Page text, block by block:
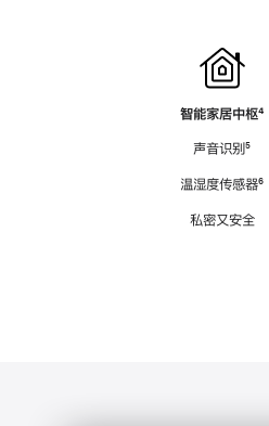
智能家居中枢脚
⁴
声音识别脚
⁵
温湿度传感器脚
⁶
私密又安全